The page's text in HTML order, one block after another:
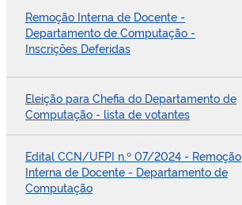
Remoção Interna de Docente -
Departamento de Computação -
Inscrições Deferidas
Eleição para Chefia do Departamento de
Computação - lista de votantes
Edital CCN/UFPI n.º 07/2024 - Remoção
Interna de Docente - Departamento de
Computação